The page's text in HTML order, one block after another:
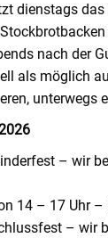
dienstags das
nach der
als möglich
unterwegs
– wir
14 – 17 Uhr
– wir